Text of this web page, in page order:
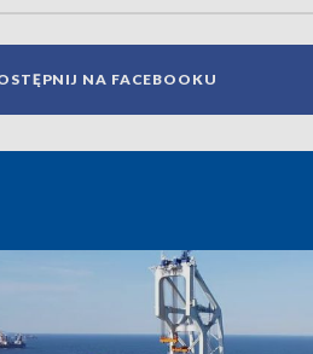
NA FACEBOOKU